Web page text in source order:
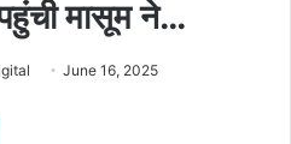
मासूम ने…
June 16, 2025